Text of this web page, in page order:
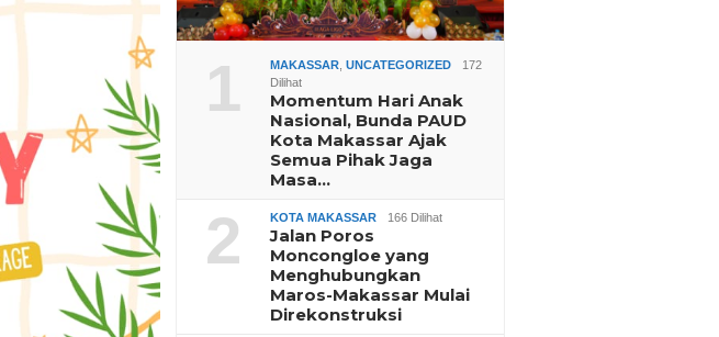
1 MAKASSAR ,UNCATEGORIZED
172
Dilihat
Momentum Hari Anak
Nasional, Bunda PAUD
Kota Makassar Ajak
Semua Pihak Jaga
Masa…
2 KOTA MAKASSAR 166 Dilihat
Jalan Poros
Moncongloe yang
Menghubungkan
Maros-Makassar Mulai
Direkonstruksi